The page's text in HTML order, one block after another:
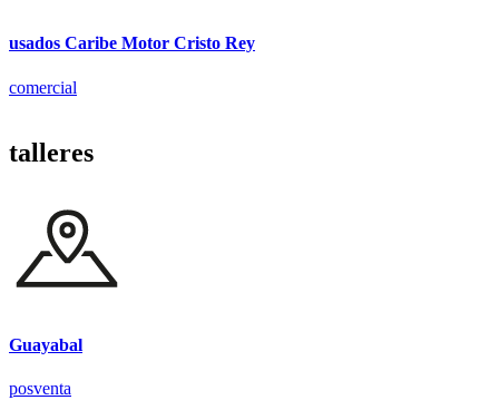
usados Caribe Motor Cristo Rey
comercial
talleres
Guayabal
posventa